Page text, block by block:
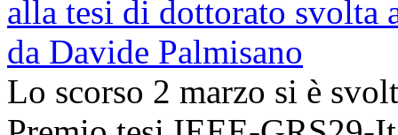
Lo scorso 2 marzo si è